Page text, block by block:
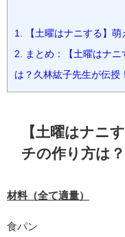
1. 【土曜はナニする】
2. まとめ：【土曜はナ
は？久林紘子先生が伝授
【土曜はナニ
チの作り方は？
材料（全て適量）
食パン